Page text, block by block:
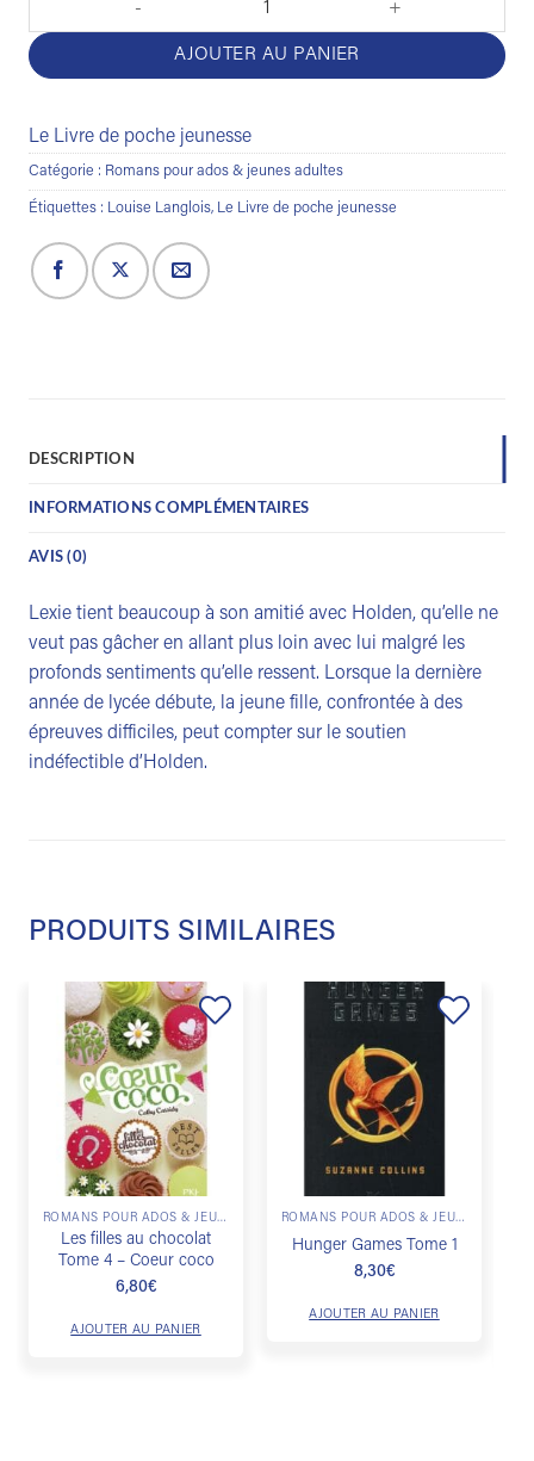
AJOUTER AU PANIER
Le Livre de poche jeunesse
Catégorie : Romans pour ados & jeunes adultes
Étiquettes : Louise Langlois, Le Livre de poche jeunesse
DESCRIPTION
INFORMATIONS COMPLÉMENTAIRES
AVIS (0)
Lexie tient beaucoup à son amitié avec Holden, qu’elle ne
veut pas gâcher en allant plus loin avec lui malgré les
profonds sentiments qu’elle ressent. Lorsque la dernière
année de lycée débute, la jeune fille, confrontée à des
épreuves difficiles, peut compter sur le soutien
indéfectible d’Holden.
PRODUITS SIMILAIRES
Ajouter
à la
liste de
souhaits
ROMANS POUR ADOS & JEUNES ADULTES
Les filles au chocolat
Tome 4 – Coeur coco
6,80€
AJOUTER AU PANIER
ROMANS POUR ADOS & JEUNES ADULTES
Hunger Games Tome 1
8,30€
AJOUTER AU PANIER